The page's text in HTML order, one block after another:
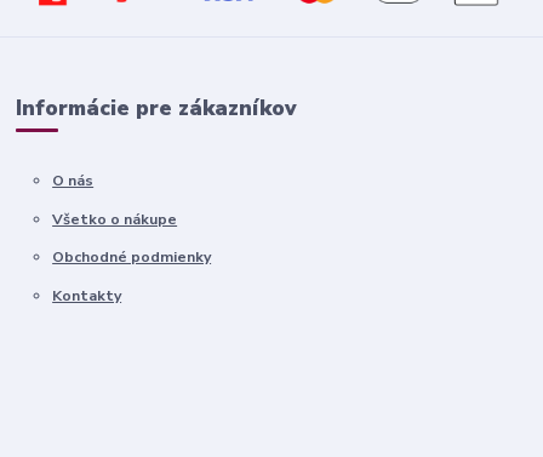
Informácie pre zákazníkov
O nás
Všetko o nákupe
Obchodné podmienky
Kontakty